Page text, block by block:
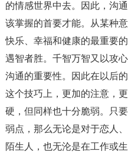
的情感世界中去。因此，沟
该掌握的首要才能。从某种
快乐、幸福和健康的最重要
遇智者胜。千智万智又以攻
沟通的重要性。因此在以后
这个技巧上，更加的注意，
硬，但同样也十分脆弱。只
弱点，那么无论是对于恋人
陌生人，也无沦是在工作或